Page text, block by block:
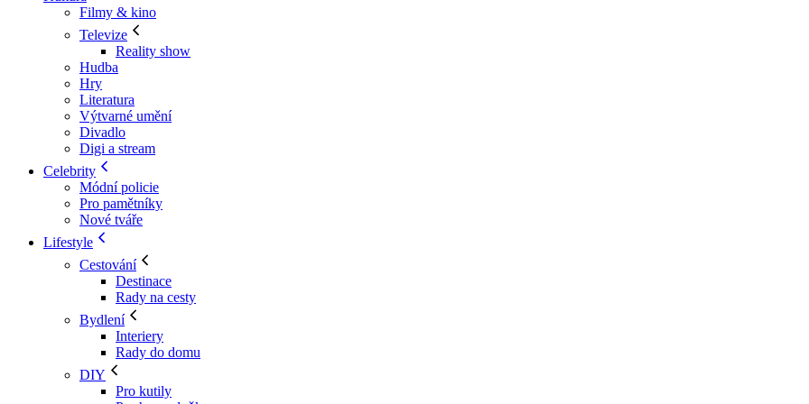
Filmy & kino
Televize
Reality show
Hudba
Hry
Literatura
Výtvarné umění
Divadlo
Digi a stream
Celebrity
Módní policie
Pro pamětníky
Nové tváře
Lifestyle
Cestování
Destinace
Rady na cesty
Bydlení
Interiery
Rady do domu
DIY
Pro kutily